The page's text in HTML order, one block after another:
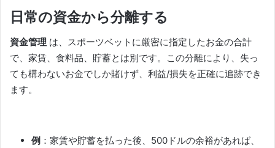
日常の資金から分離する
資金管理 は、スポーツベットに厳密に指定したお金の合計
で、家賃、食料品、貯蓄とは別です。この分離により、失っ
ても構わないお金でしか賭けず、利益/損失を正確に追跡でき
ます。
例 ：家賃や貯蓄を払った後、500ドルの余裕があれば、